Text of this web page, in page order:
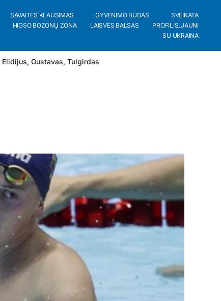
SAVAITĖS KLAUSIMAS GYVENIMO BŪDAS
SVEIKATA
HIGSO BOZONŲ ZONA LAISVĖS BALSAS
PROFILIS_JAUNI
SU UKRAINA
Elidijus, Gustavas, Tulgirdas